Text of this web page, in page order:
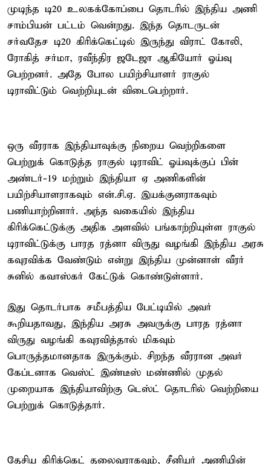
முடிந்த டி20 உலகக்கோப்பை தொடரில் இந்திய அணி
சாம்பியன் பட்டம் வென்றது. இந்த தொடருடன்
சர்வதேச டி20 கிரிக்கெட்டில் இருந்து விராட் கோலி,
ரோகித் சர்மா, ரவீந்திர ஜடேஜா ஆகியோர் ஓய்வு
பெற்றனர். அதே போல பயிற்சியாளர் ராகுல்
டிராவிட்டும் வெற்றியுடன் விடைபெற்றார்.
ஒரு வீரராக இந்தியாவுக்கு நிறைய வெற்றிகளை
பெற்றுக் கொடுத்த ராகுல் டிராவிட் ஓய்வுக்குப் பின்
அண்டர்-19 மற்றும் இந்தியா ஏ அணிகளின்
பயிற்சியாளராகவும் என்.சி.ஏ. இயக்குனராகவும்
பணியாற்றினார். அந்த வகையில் இந்திய
கிரிக்கெட்டுக்கு அதிக அளவில் பங்காற்றியுள்ள ராகுல்
டிராவிட்டுக்கு பாரத ரத்னா விருது வழங்கி இந்திய அரசு
கவுரவிக்க வேண்டும் என்று இந்திய முன்னாள் வீரர்
சுனில் கவாஸ்கர் கேட்டுக் கொண்டுள்ளார்.
இது தொடர்பாக சமீபத்திய பேட்டியில் அவர்
கூறியதாவது, இந்திய அரசு அவருக்கு பாரத ரத்னா
விருது வழங்கி கவுரவித்தால் மிகவும்
பொருத்தமானதாக இருக்கும். சிறந்த வீரரான அவர்
கேப்டனாக வெஸ்ட் இண்டீஸ் மண்ணில் முதல்
முறையாக இந்தியாவிற்கு டெஸ்ட் தொடரில் வெற்றியை
பெற்றுக் கொடுத்தார்.
தேசிய கிரிக்கெட் தலைவராகவும், சீனியர் அணியின்